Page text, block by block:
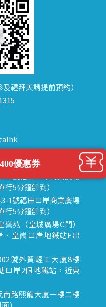
禮拜天請提前預約）
岸正對面，海悅華城
對面即到）
1號福田口岸商業廣場
行5分鐘即到）
1號福田口岸商業廣場
行5分鐘即到）
苑（皇城廣場C門）
、皇崗口岸地鐵站E出
號外貿輕工大廈8樓
口岸2個地鐵站，近東
南路熙龍大廈一樓二樓
優惠券